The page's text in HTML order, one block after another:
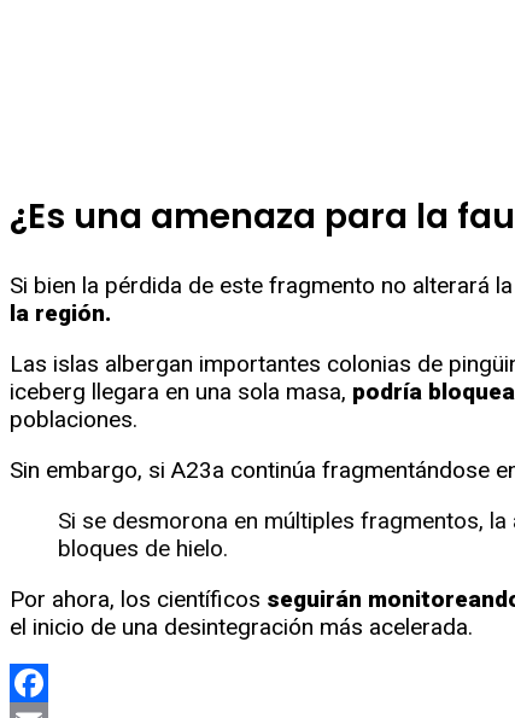
¿Es una amenaza para la
Si bien la pérdida de este fragmento no alterará
la región.
Las islas albergan importantes colonias de
iceberg llegara en una sola masa, podría
poblaciones.
Sin embargo, si A23a continúa fragmentándose
Si se desmorona en múltiples fragmentos,
bloques de hielo.
Por ahora, los científicos seguirán
el inicio de una desintegración más acelerada.